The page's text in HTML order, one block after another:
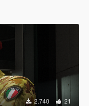
2.740 21